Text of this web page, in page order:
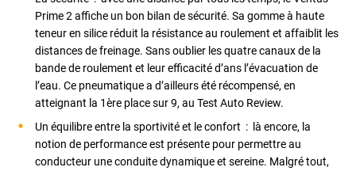
Prime 2 affiche un bon bilan de sécurité. Sa gomme à haute
teneur en silice réduit la résistance au roulement et affaiblit les
distances de freinage. Sans oublier les quatre canaux de la
bande de roulement et leur efficacité d’ans l’évacuation de
l’eau. Ce pneumatique a d’ailleurs été récompensé, en
atteignant la 1ère place sur 9, au Test Auto Review.
Un équilibre entre la sportivité et le confort : là encore, la
notion de performance est présente pour permettre au
conducteur une conduite dynamique et sereine. Malgré tout,